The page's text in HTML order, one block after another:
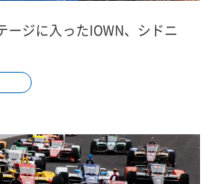
ージに入ったIOWN、シドニ